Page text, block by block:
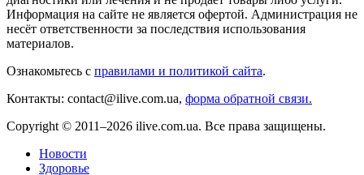
Информация на сайте не является офертой. Администрация не
несёт ответственности за последствия использования
материалов.
Ознакомьтесь с правилами и политикой сайта.
Контакты: contact@ilive.com.ua, форма обратной связи.
Copyright © 2011–2026 ilive.com.ua. Все права защищены.
Новости
Здоровье